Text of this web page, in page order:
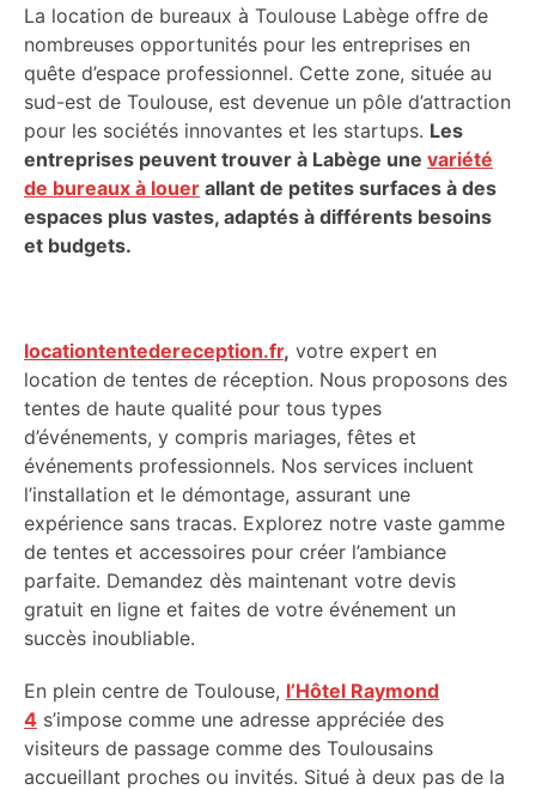
La location de bureaux à Toulouse Labège offre de
nombreuses opportunités pour les entreprises en
quête d’espace professionnel. Cette zone, située au
sud-est de Toulouse, est devenue un pôle d’attraction
pour les sociétés innovantes et les startups. Les
entreprises peuvent trouver à Labège une variété
de bureaux à louer allant de petites surfaces à des
espaces plus vastes, adaptés à différents besoins
et budgets.
locationtentedereception.fr, votre expert en
location de tentes de réception. Nous proposons des
tentes de haute qualité pour tous types
d’événements, y compris mariages, fêtes et
événements professionnels. Nos services incluent
l’installation et le démontage, assurant une
expérience sans tracas. Explorez notre vaste gamme
de tentes et accessoires pour créer l’ambiance
parfaite. Demandez dès maintenant votre devis
gratuit en ligne et faites de votre événement un
succès inoubliable.
En plein centre de Toulouse, l’Hôtel Raymond
4 s’impose comme une adresse appréciée des
visiteurs de passage comme des Toulousains
accueillant proches ou invités. Situé à deux pas de la